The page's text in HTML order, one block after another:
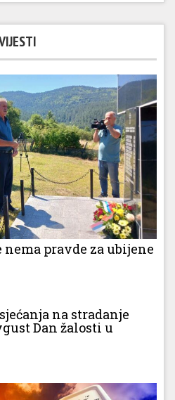
pravde za ubijene
na stradanje
Dan žalosti u